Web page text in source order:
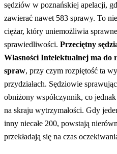
sędziów w poznańskiej apelacji,
zawierać nawet 583 sprawy. To
ciężar, który uniemożliwia
sprawiedliwości. Przeciętny
Własności Intelektualnej ma do
spraw, przy czym rozpiętość ta
przydziałach. Sędziowie
obniżony współczynnik, co
na skraju wytrzymałości. Gdy
inny niecałe 200, powstają
przekładają się na czas